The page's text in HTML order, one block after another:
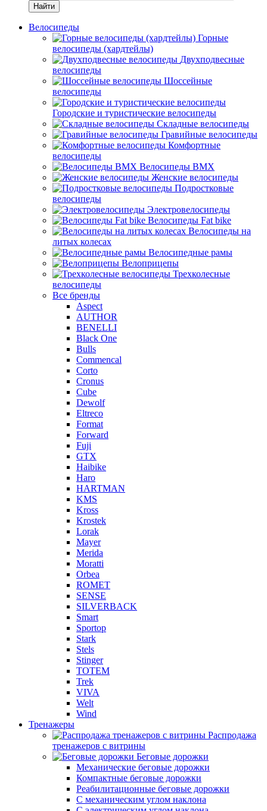
Найти
Велосипеды
Горные
велосипеды (хардтейлы)
Двухподвесные
велосипеды
Шоссейные
велосипеды
Городские и туристические велосипеды
Складные велосипеды
Гравийные велосипеды
Комфортные
велосипеды
Велосипеды BMX
Женские велосипеды
Подростковые
велосипеды
Электровелосипеды
Велосипеды Fat bike
Велосипеды на
литых колесах
Велосипедные рамы
Велоприцепы
Трехколесные
велосипеды
Все бренды
Aspect
AUTHOR
BENELLI
Black One
Bulls
Commencal
Corto
Cronus
Cube
Dewolf
Eltreco
Format
Forward
Fuji
GTX
Haibike
Haro
HARTMAN
KMS
Kross
Krostek
Lorak
Mayer
Merida
Moratti
Orbea
ROMET
SENSE
SILVERBACK
Smart
Sportop
Stark
Stels
Stinger
TOTEM
Trek
VIVA
Welt
Wind
Тренажеры
Распродажа
тренажеров с витрины
Беговые дорожки
Механические беговые дорожки
Компактные беговые дорожки
Реабилитационные беговые дорожки
С механическим углом наклона